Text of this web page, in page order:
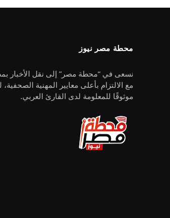
محطة مصر نيوز
نسعى في “محطة مصر” إلى نقل الأخبار
مع الالتزام بأعلى معايير المهنية
موثوقًا للمعلومة لدى القارئ العربي.